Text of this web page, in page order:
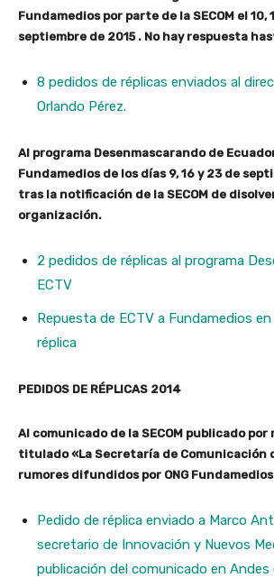
Fundamedios por parte de la SECOM el 10,
septiembre de 2015 . No hay respuesta
8 pedidos de réplicas enviados al
Orlando Pérez.
Al programa Desenmascarando de
Fundamedios de los días 9, 16 y 23 de
tras la notificación de la SECOM de
organización.
2 pedidos de réplicas al programa
ECTV
Repuesta de ECTV a Fundamedios
réplica
PEDIDOS DE RÉPLICAS 2014
Al comunicado de la SECOM publicado por
titulado «La Secretaría de Comunicación
rumores difundidos por ONG
Pedido de réplica enviado a Marco
secretario de Innovación y Nuevos
publicación del comunicado en Andes